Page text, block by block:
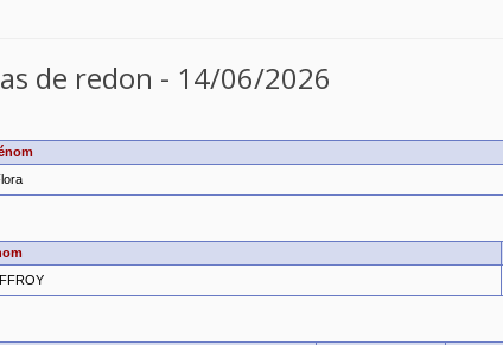
de redon - 14/06/2026